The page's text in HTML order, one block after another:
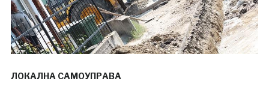
ЛОКАЛНА САМОУПРАВА